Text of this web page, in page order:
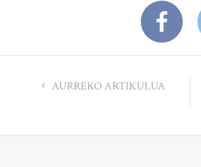
AURREKO ARTIKULUA